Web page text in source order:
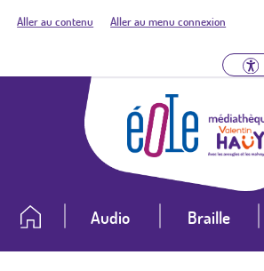
Aller au contenu Aller au menu connexion
Audio Braille